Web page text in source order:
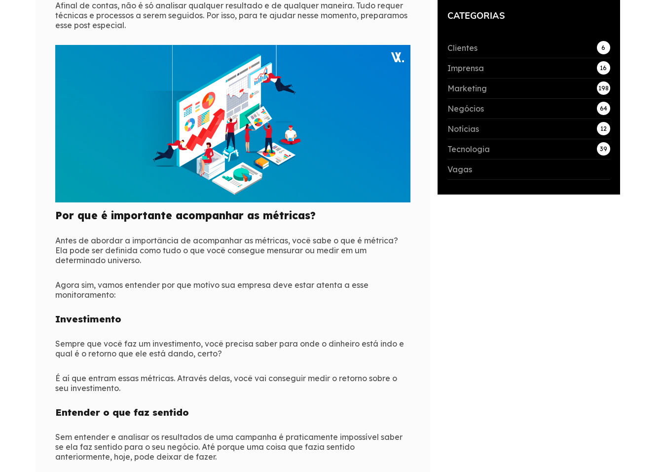
Afinal de contas, não é só analisar qualquer resultado e de qualquer maneira. Tudo requer
técnicas e processos a serem seguidos. Por isso, para te ajudar nesse momento, preparamos
esse post especial.
Por que é importante acompanhar as métricas?
Antes de abordar a importância de acompanhar as métricas, você sabe o que é métrica?
Ela pode ser definida como tudo o que você consegue mensurar ou medir em um
determinado universo.
Agora sim, vamos entender por que motivo sua empresa deve estar atenta a esse
monitoramento:
Investimento
Sempre que você faz um investimento, você precisa saber para onde o dinheiro está indo e
qual é o retorno que ele está dando, certo?
É aí que entram essas métricas. Através delas, você vai conseguir medir o retorno sobre o
seu investimento.
Entender o que faz sentido
Sem entender e analisar os resultados de uma campanha é praticamente impossível saber
se ela faz sentido para o seu negócio. Até porque uma coisa que fazia sentido
anteriormente, hoje, pode deixar de fazer.
CATEGORIAS
Clientes 6
Imprensa 16
Marketing 198
Negócios 64
Notícias 12
Tecnologia 39
Vagas